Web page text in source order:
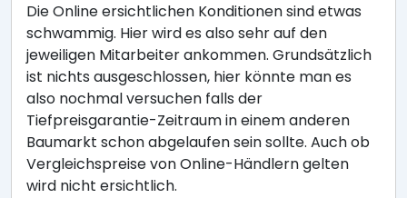
Die Online ersichtlichen Konditionen sind etwas
schwammig. Hier wird es also sehr auf den
jeweiligen Mitarbeiter ankommen. Grundsätzlich
ist nichts ausgeschlossen, hier könnte man es
also nochmal versuchen falls der
Tiefpreisgarantie-Zeitraum in einem anderen
Baumarkt schon abgelaufen sein sollte. Auch ob
Vergleichspreise von Online-Händlern gelten
wird nicht ersichtlich.